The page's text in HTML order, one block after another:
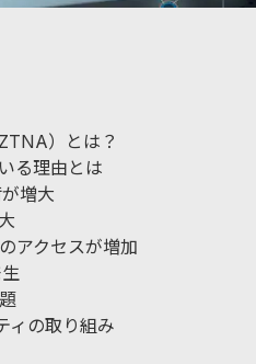
）とは？
る理由とは
増大
アクセスが増加
ィの取り組み